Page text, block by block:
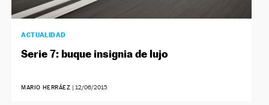
ACTUALIDAD
Serie 7: buque insignia de lujo
MARIO HERRÁEZ | 12/06/2015